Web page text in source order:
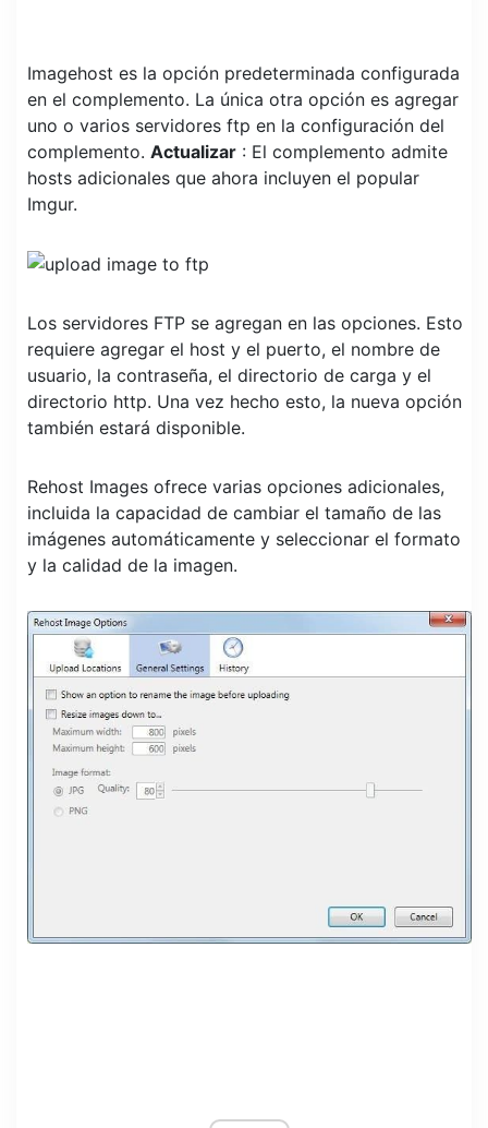
Imagehost es la opción predeterminada configurada
en el complemento. La única otra opción es agregar
uno o varios servidores ftp en la configuración del
complemento. Actualizar : El complemento admite
hosts adicionales que ahora incluyen el popular
Imgur.
Los servidores FTP se agregan en las opciones. Esto
requiere agregar el host y el puerto, el nombre de
usuario, la contraseña, el directorio de carga y el
directorio http. Una vez hecho esto, la nueva opción
también estará disponible.
Rehost Images ofrece varias opciones adicionales,
incluida la capacidad de cambiar el tamaño de las
imágenes automáticamente y seleccionar el formato
y la calidad de la imagen.